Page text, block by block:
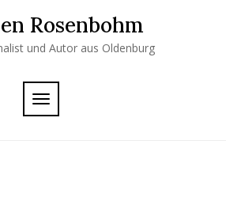
Rosenbohm
und Autor aus Oldenburg
TOGGLE
NAVIGATION